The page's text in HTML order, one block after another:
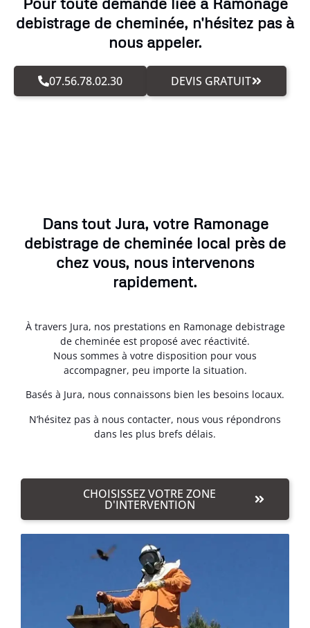
debistrage de cheminée, n'hésitez pas à
nous appeler.
07.56.78.02.30 DEVIS GRATUIT
Dans tout Jura, votre Ramonage
debistrage de cheminée local près de
chez vous, nous intervenons
rapidement.
À travers Jura, nos prestations en Ramonage debistrage
de cheminée est proposé avec réactivité.
Nous sommes à votre disposition pour vous
accompagner, peu importe la situation.
Basés à Jura, nous connaissons bien les besoins locaux.
N’hésitez pas à nous contacter, nous vous répondrons
dans les plus brefs délais.
CHOISISSEZ VOTRE ZONE
D'INTERVENTION